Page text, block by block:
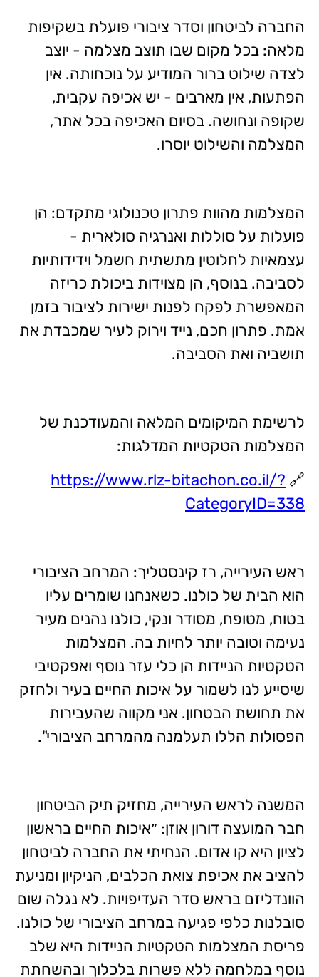
החברה לביטחון וסדר ציבורי פועלת בשקיפות
מלאה: בכל מקום שבו תוצב מצלמה - יוצב
לצדה שילוט ברור המודיע על נוכחותה. אין
הפתעות, אין מארבים - יש אכיפה עקבית,
שקופה ונחושה. בסיום האכיפה בכל אתר,
המצלמה והשילוט יוסרו.
המצלמות מהוות פתרון טכנולוגי מתקדם: הן
פועלות על סוללות ואנרגיה סולארית -
עצמאיות לחלוטין מתשתית חשמל וידידותיות
לסביבה. בנוסף, הן מצוידות ביכולת כריזה
המאפשרת לפקח לפנות ישירות לציבור בזמן
אמת. פתרון חכם, נייד וירוק לעיר שמכבדת את
תושביה ואת הסביבה.
לרשימת המיקומים המלאה והמעודכנת של
המצלמות הטקטיות המדלגות:
🔗
https://www.rlz-bitachon.co.il/?
CategoryID=338
ראש העירייה, רז קינסטליך: המרחב הציבורי
הוא הבית של כולנו. כשאנחנו שומרים עליו
בטוח, מטופח, מסודר ונקי, כולנו נהנים מעיר
נעימה וטובה יותר לחיות בה. המצלמות
הטקטיות הניידות הן כלי עזר נוסף ואפקטיבי
שיסייע לנו לשמור על איכות החיים בעיר ולחזק
את תחושת הבטחון. אני מקווה שהעבירות
הפסולות הללו תעלמנה מהמרחב הציבורי".
המשנה לראש העירייה, מחזיק תיק הביטחון
חבר המועצה דורון אוזן: ״איכות החיים בראשון
לציון היא קו אדום. הנחיתי את החברה לביטחון
להציב את אכיפת צואת הכלבים, הניקיון ומניעת
הוונדליזם בראש סדר העדיפויות. לא נגלה שום
סובלנות כלפי פגיעה במרחב הציבורי של כולנו.
פריסת המצלמות הטקטיות הניידות היא שלב
נוסף במלחמה ללא פשרות בלכלוך ובהשחתת